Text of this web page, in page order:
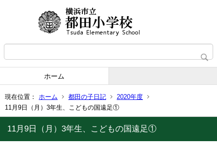
ホーム
現在位置： ホーム 都田の子日記
2020年度
11月9日（月）3年生、こどもの国遠足①
11月9日（月）3年生、こどもの国遠足①